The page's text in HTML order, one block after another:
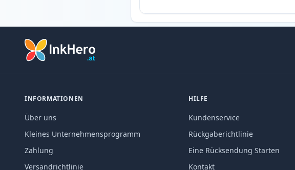
INFORMATIONEN
Über uns
Kleines Unternehmensprogramm
Zahlung
Versandrichtlinie
HILFE
Kundenservice
Rückgaberichtlinie
Eine Rücksendung Starten
Kontakt